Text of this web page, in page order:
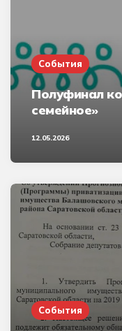
События
Полуфинал
семейное»
12.05.2026
События